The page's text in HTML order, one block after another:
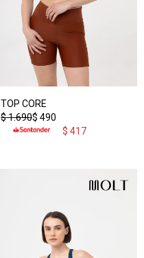
TOP CORE
$ 490
$1.690
$ 417